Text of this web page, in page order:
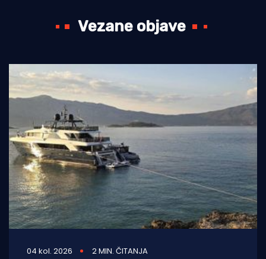
Vezane objave
04 kol. 2026 2 MIN. ČITANJA